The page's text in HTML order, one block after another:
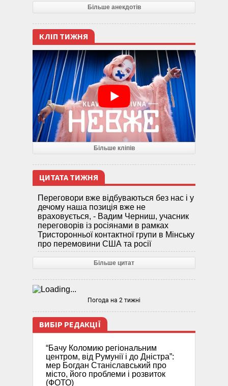
Більше анекдотів
КЛІП ТИЖНЯ
Більше кліпів
ЦИТАТА ТИЖНЯ
Переговори вже відбуваються без нас і у
дечому наша позиція вже не
враховується, - Вадим Черниш, учасник
переговорів із росіянами в рамках
Тристоронньої контактної групи в Мінську
про перемовини США та росії
Більше цитат
Погода на 2 тижні
ВИБІР РЕДАКЦІЇ
“Бачу Коломию регіональним
центром, від Румунії і до Дністра”:
мер Богдан Станіславський про
місто, його проблеми і розвиток
(ФОТО)